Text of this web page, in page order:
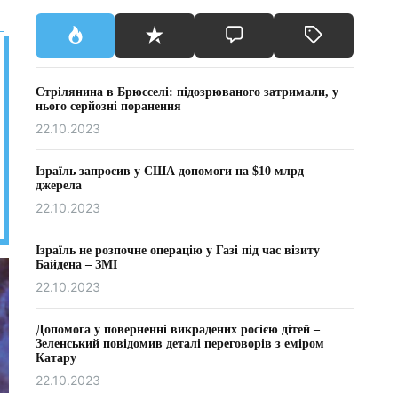
Стрілянина в Брюсселі: підозрюваного затримали, у
нього серйозні поранення
22.10.2023
Ізраїль запросив у США допомоги на $10 млрд –
джерела
22.10.2023
Ізраїль не розпочне операцію у Газі під час візиту
Байдена – ЗМІ
22.10.2023
Допомога у поверненні викрадених росією дітей –
Зеленський повідомив деталі переговорів з еміром
Катару
22.10.2023